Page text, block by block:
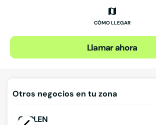
CÓMO LLEGAR
Llamar ahora
Otros negocios en tu zona
CARLEN